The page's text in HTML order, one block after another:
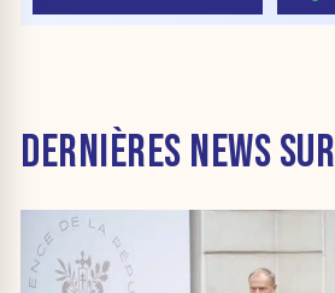
DERNIÈRES NEWS SUR